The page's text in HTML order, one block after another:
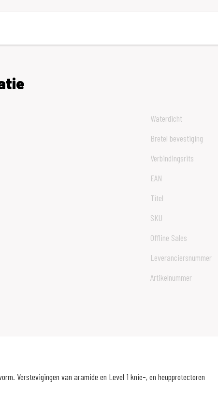
Waterdicht
Bretel bevestiging
Verbindingsrits
EAN
Titel
SKU
Offline Sales
Leveranciersnummer
Artikelnummer
Verstevigingen van aramide en Level 1 knie-, en heupprotectoren